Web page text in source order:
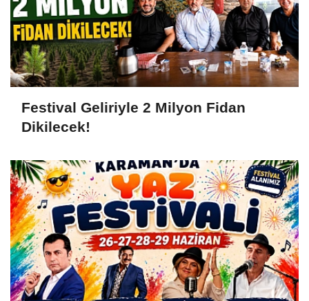
Festival Geliriyle 2 Milyon Fidan
Dikilecek!